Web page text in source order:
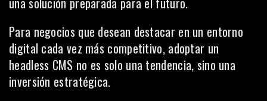
Para negocios que desean destacar en un entorno
digital cada vez más competitivo, adoptar un
headless CMS no es solo una tendencia, sino una
inversión estratégica.